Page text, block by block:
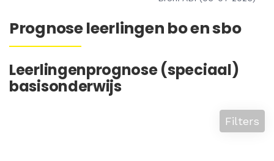
Prognose leerlingen bo en sbo
Leerlingenprognose (speciaal)
basisonderwijs
Filters